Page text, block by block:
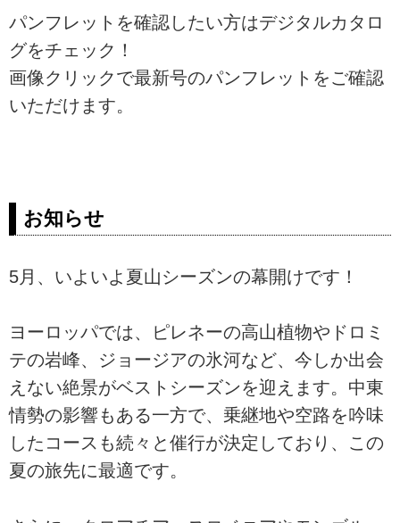
パンフレットを確認したい方はデジタルカタロ
グをチェック！
画像クリックで最新号のパンフレットをご確認
いただけます。
お知らせ
5月、いよいよ夏山シーズンの幕開けです！
ヨーロッパでは、ピレネーの高山植物やドロミ
テの岩峰、ジョージアの氷河など、今しか出会
えない絶景がベストシーズンを迎えます。中東
情勢の影響もある一方で、乗継地や空路を吟味
したコースも続々と催行が決定しており、この
夏の旅先に最適です。